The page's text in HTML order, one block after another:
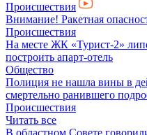
Происшествия
Внимание! Ракетная
Происшествия
На месте ЖК «Турист-2»
построить апарт-отель
Общество
Полиция не нашла вины в
смертельно ранившего
Происшествия
Читать все
В областном Совете